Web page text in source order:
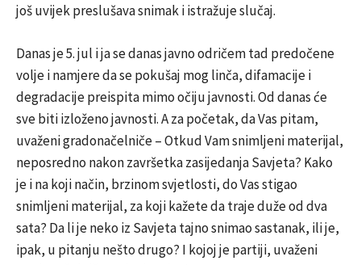
još uvijek preslušava snimak i istražuje slučaj.
Danas je 5. jul i ja se danas javno odričem tad predočene
volje i namjere da se pokušaj mog linča, difamacije i
degradacije preispita mimo očiju javnosti. Od danas će
sve biti izloženo javnosti. A za početak, da Vas pitam,
uvaženi gradonačelniče – Otkud Vam snimljeni materijal,
neposredno nakon završetka zasijedanja Savjeta? Kako
je i na koji način, brzinom svjetlosti, do Vas stigao
snimljeni materijal, za koji kažete da traje duže od dva
sata? Da li je neko iz Savjeta tajno snimao sastanak, ili je,
ipak, u pitanju nešto drugo? I kojoj je partiji, uvaženi